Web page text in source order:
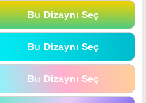
Bu Dizaynı Seç
Bu Dizaynı Seç
Bu Dizaynı Seç